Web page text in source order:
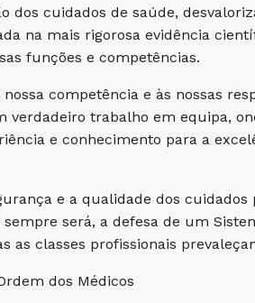
dos cuidados de saúde,
na mais rigorosa evidência
funções e competências.
competência e às nossas
trabalho em equipa,
e conhecimento para a
e a qualidade dos cuidados
será, a defesa de um
as classes profissionais
dos Médicos